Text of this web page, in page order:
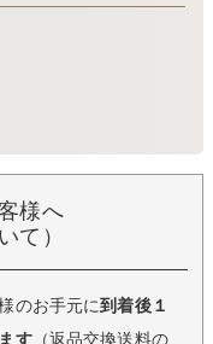
様へ
て）
のお手元に到着後１
す（返品交換送料の